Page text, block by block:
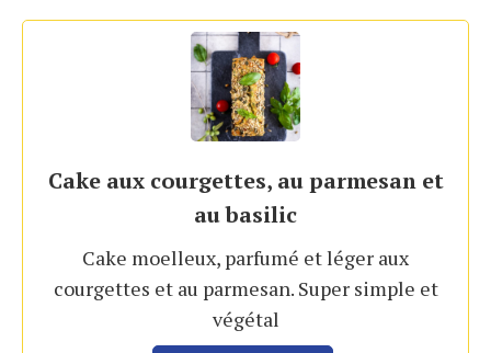
Cake aux courgettes, au parmesan et
au basilic
Cake moelleux, parfumé et léger aux
courgettes et au parmesan. Super simple et
végétal